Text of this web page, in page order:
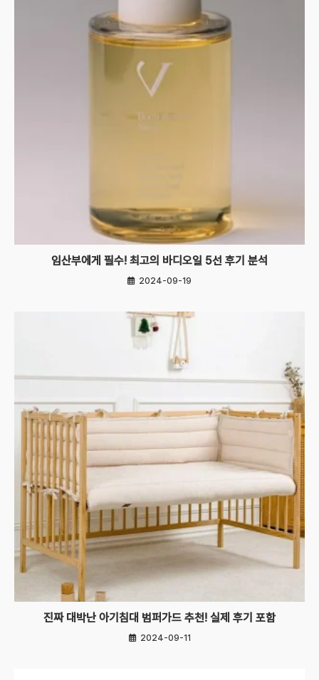
임산부에게 필수! 최고의 바디오일 5선 후기 분석
2024-09-19
진짜 대박난 아기침대 범퍼가드 추천! 실제 후기 포함
2024-09-11